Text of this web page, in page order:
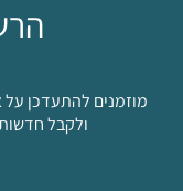
מוזמנים להתעדכן על
ולקבל